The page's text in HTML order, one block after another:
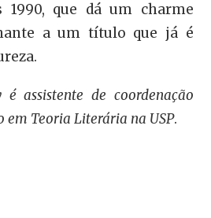
1990, que dá um charme
a um título que já é
é assistente de coordenação
em Teoria Literária na USP.